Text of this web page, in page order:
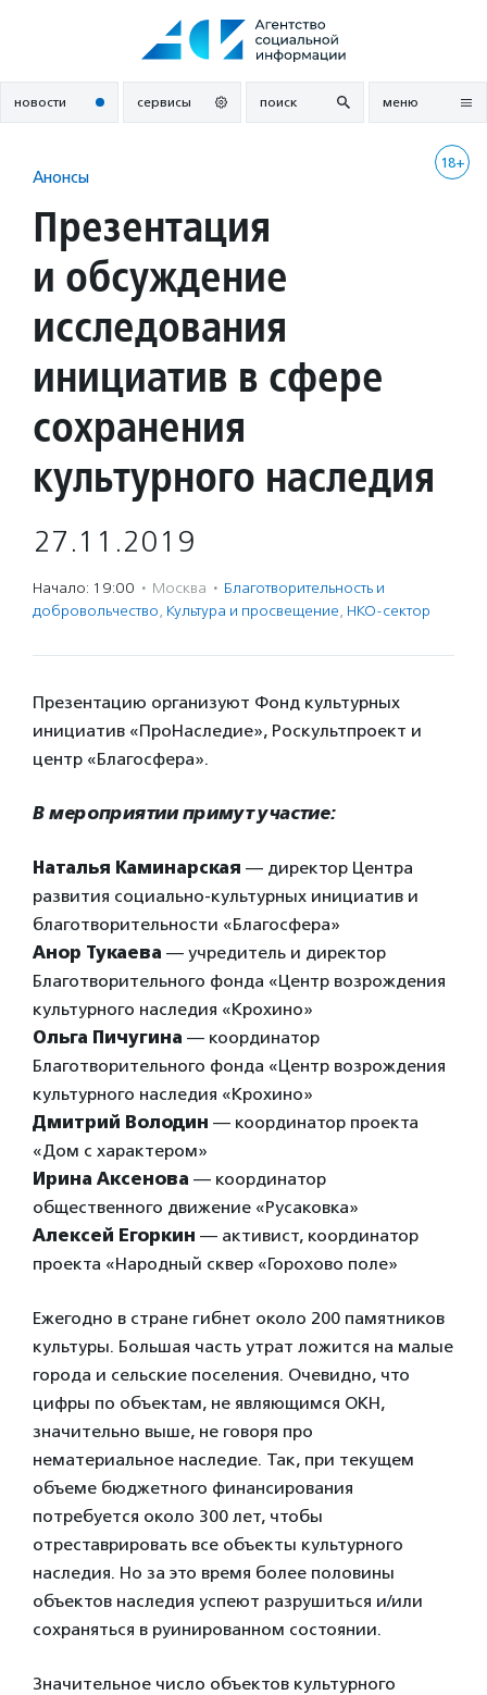
новости сервисы поиск меню
18+
Анонсы
Презентация
и обсуждение
исследования
инициатив в сфере
сохранения
культурного наследия
27.11.2019
Начало: 19:00 · Москва · Благотвори­тель­ность и
доброволь­чест­во, Культура и просвещение, НКО-сектор
Презентацию организуют Фонд культурных
инициатив «ПроНаследие», Роскультпроект и
центр «Благосфера».
В мероприятии примут участие:
Наталья Каминарская — директор Центра
развития социально-культурных инициатив и
благотворительности «Благосфера»
Анор Тукаева — учредитель и директор
Благотворительного фонда «Центр возрождения
культурного наследия «Крохино»
Ольга Пичугина — координатор
Благотворительного фонда «Центр возрождения
культурного наследия «Крохино»
Дмитрий Володин — координатор проекта
«Дом с характером»
Ирина Аксенова — координатор
общественного движение «Русаковка»
Алексей Егоркин — активист, координатор
проекта «Народный сквер «Горохово поле»
Ежегодно в стране гибнет около 200 памятников
культуры. Большая часть утрат ложится на малые
города и сельские поселения. Очевидно, что
цифры по объектам, не являющимся ОКН,
значительно выше, не говоря про
нематериальное наследие. Так, при текущем
объеме бюджетного финансирования
потребуется около 300 лет, чтобы
отреставрировать все объекты культурного
наследия. Но за это время более половины
объектов наследия успеют разрушиться и/или
сохраняться в руинированном состоянии.
Значительное число объектов культурного